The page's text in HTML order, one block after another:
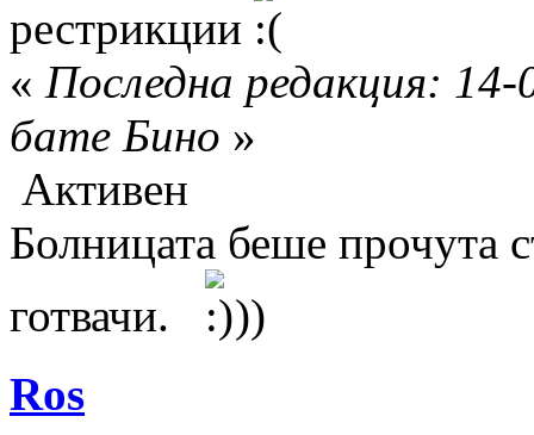
рестрикции
« Последна редакция:
бате Бино »
Активен
Болницата беше прочута
готвачи.
))
Ros